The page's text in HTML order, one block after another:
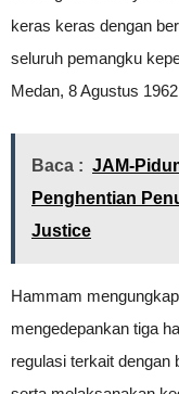
keras keras dengan
seluruh pemangku
Medan, 8 Agustus
Baca : JAM-
Penghentian
Justice
Hammam
mengedepankan tiga
regulasi terkait dengan